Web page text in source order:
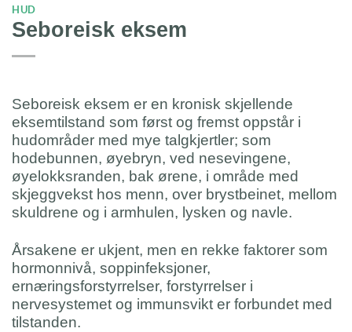
HUD
Seboreisk eksem
Seboreisk eksem er en kronisk skjellende
eksemtilstand som først og fremst oppstår i
hudområder med mye talgkjertler; som
hodebunnen, øyebryn, ved nesevingene,
øyelokksranden, bak ørene, i område med
skjeggvekst hos menn, over brystbeinet, mellom
skuldrene og i armhulen, lysken og navle.
Årsakene er ukjent, men en rekke faktorer som
hormonnivå, soppinfeksjoner,
ernæringsforstyrrelser, forstyrrelser i
nervesystemet og immunsvikt er forbundet med
tilstanden.